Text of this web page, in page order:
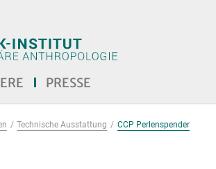
PRESSE
Technische Ausstattung CCP Perlenspender